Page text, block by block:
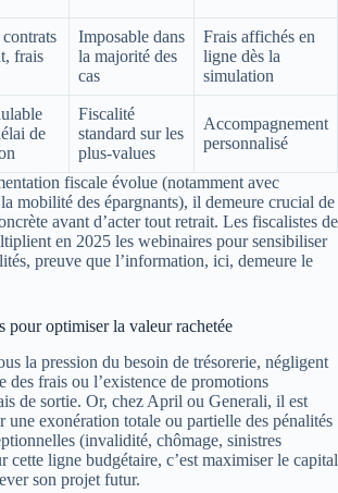
frais
Imposable dans
la majorité des
cas
Frais affichés en
ligne dès la
simulation
de
Fiscalité
standard sur les
plus-values
Accompagnement
personnalisé
fiscale évolue (notamment avec
mobilité des épargnants), il demeure crucial de
avant d’acter tout retrait. Les fiscalistes de
en 2025 les webinaires pour sensibiliser
preuve que l’information, ici, demeure le
pour optimiser la valeur rachetée
la pression du besoin de trésorerie, négligent
des frais ou l’existence de promotions
de sortie. Or, chez April ou Generali, il est
une exonération totale ou partielle des pénalités
(invalidité, chômage, sinistres
cette ligne budgétaire, c’est maximiser le capital
son projet futur.